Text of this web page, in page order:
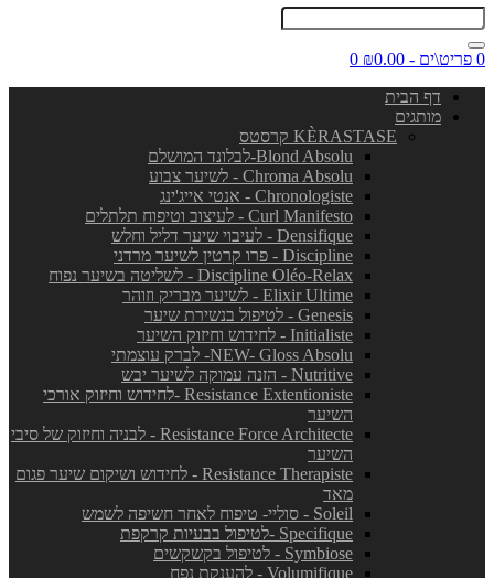
0 פריט\ים - ₪0.00
0
דף הבית
מותגים
KÈRASTASE קרסטס
Blond Absolu-לבלונד המושלם
Chroma Absolu - לשיער צבוע
Chronologiste - אנטי אייג'ינג
Curl Manifesto - לעיצוב וטיפוח תלתלים
Densifique - לעיבוי שיער דליל וחלש
Discipline - פרו קרטין לשיער מרדני
Discipline Oléo-Relax - לשליטה בשיער נפוח
Elixir Ultime - לשיער מבריק וזוהר
Genesis - לטיפול בנשירת שיער
Initialiste - לחידוש וחיזוק השיער
NEW- Gloss Absolu- לברק עוצמתי
Nutritive - הזנה עמוקה לשיער יבש
Resistance Extentioniste -לחידוש וחיזוק אורכי
השיער
Resistance Force Architecte - לבניה וחיזוק של סיבי
השיער
Resistance Therapiste - לחידוש ושיקום שיער פגום
מאד
Soleil - סוליי- טיפוח לאחר חשיפה לשמש
Specifique -לטיפול בבעיות קרקפת
Symbiose - לטיפול בקשקשים
Volumifique - להענקת נפח